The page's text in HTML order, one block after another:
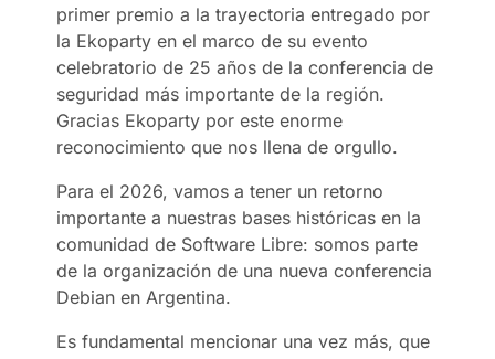
primer premio a la trayectoria entregado por
la Ekoparty en el marco de su evento
celebratorio de 25 años de la conferencia de
seguridad más importante de la región.
Gracias Ekoparty por este enorme
reconocimiento que nos llena de orgullo.
Para el 2026, vamos a tener un retorno
importante a nuestras bases históricas en la
comunidad de Software Libre: somos parte
de la organización de una nueva conferencia
Debian en Argentina.
Es fundamental mencionar una vez más, que